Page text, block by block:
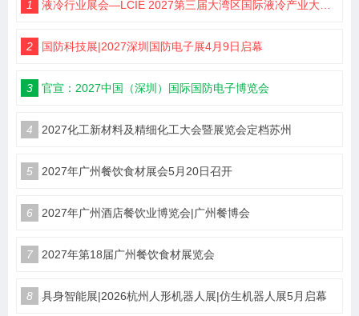
1 液冷行业展会—LCIE 2027第三届大湾区国际液冷产业大会暨展览会（深圳）
2 国防科技展|2027深圳国防电子展4月9日启幕
3 官宣：2027中国（深圳）国际国防电子博览会
4 2027化工新材料及精细化工大会暨展览会定档苏州
5 2027年广州餐饮食材展会5月20日召开
6 2027年广州酒店餐饮业博览会|广州餐博会
7 2027年第18届广州餐饮食材展览会
8 具身智能展|2026杭州人形机器人展|仿生机器人展5月启幕